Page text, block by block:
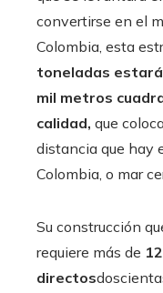
convertirse en el
Colombia, esta
toneladas
mil metros
calidad, que
distancia que hay
Colombia, o mar
Su construcción
requiere más de
directos